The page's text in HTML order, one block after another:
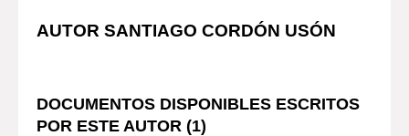
AUTOR SANTIAGO CORDÓN USÓN
DOCUMENTOS DISPONIBLES ESCRITOS
POR ESTE AUTOR (1)